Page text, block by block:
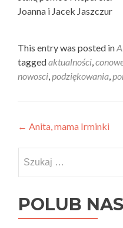
Joanna i Jacek Jaszczur
This entry was posted in
taggedaktualności,
nowosci,podziękowania,
Post
navigation
← Anita, mama Irminki
POLUB NAS